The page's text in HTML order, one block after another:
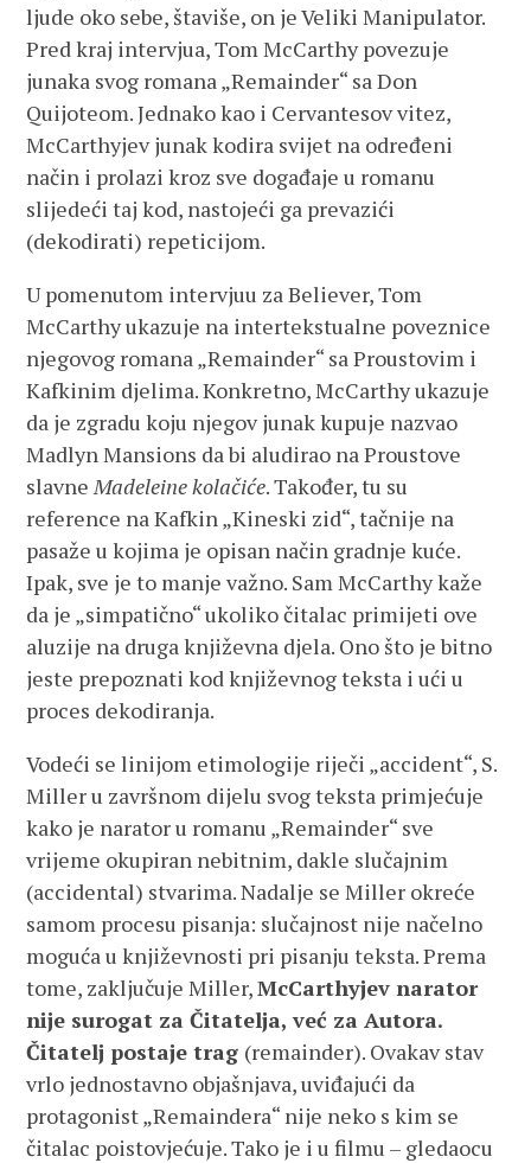
ljude oko sebe, štaviše, on je Veliki Manipulator.
Pred kraj intervjua, Tom McCarthy povezuje
junaka svog romana „Remainder“ sa Don
Quijoteom. Jednako kao i Cervantesov vitez,
McCarthyjev junak kodira svijet na određeni
način i prolazi kroz sve događaje u romanu
slijedeći taj kod, nastojeći ga prevazići
(dekodirati) repeticijom.
U pomenutom intervjuu za Believer, Tom
McCarthy ukazuje na intertekstualne poveznice
njegovog romana „Remainder“ sa Proustovim i
Kafkinim djelima. Konkretno, McCarthy ukazuje
da je zgradu koju njegov junak kupuje nazvao
Madlyn Mansions da bi aludirao na Proustove
slavneMadeleine kolačiće. Također, tu su
reference na Kafkin „Kineski zid“, tačnije na
pasaže u kojima je opisan način gradnje kuće.
Ipak, sve je to manje važno. Sam McCarthy kaže
da je „simpatično“ ukoliko čitalac primijeti ove
aluzije na druga književna djela. Ono što je bitno
jeste prepoznati kod književnog teksta i ući u
proces dekodiranja.
Vodeći se linijom etimologije riječi „accident“, S.
Miller u završnom dijelu svog teksta primjećuje
kako je narator u romanu „Remainder“ sve
vrijeme okupiran nebitnim, dakle slučajnim
(accidental) stvarima. Nadalje se Miller okreće
samom procesu pisanja: slučajnost nije načelno
moguća u književnosti pri pisanju teksta. Prema
tome, zaključuje Miller,McCarthyjev narator
nije surogat za Čitatelja, već za Autora.
Čitatelj postaje trag (remainder). Ovakav stav
vrlo jednostavno objašnjava, uviđajući da
protagonist „Remaindera“ nije neko s kim se
čitalac poistovjećuje. Tako je i u filmu – gledaocu